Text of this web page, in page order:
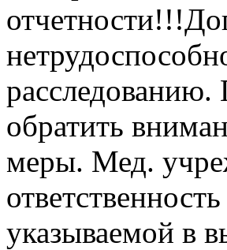
обратить
меры. Мед.
указываемой в